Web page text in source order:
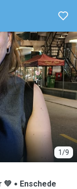
1/9
💚
Enschede